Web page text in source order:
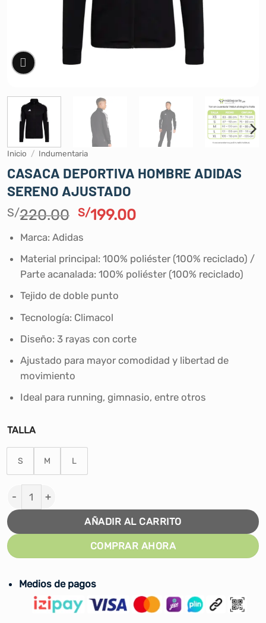
Inicio / Indumentaria
CASACA DEPORTIVA HOMBRE ADIDAS
SERENO AJUSTADO
S/220.00 El
original
era:
S/220.00.
S/199.00El
es:
S/199.00.
Marca: Adidas
Material principal: 100% poliéster (100% reciclado) /
Parte acanalada: 100% poliéster (100% reciclado)
Tejido de doble punto
Tecnología: Climacol
Diseño: 3 rayas con corte
Ajustado para mayor comodidad y libertad de
movimiento
Ideal para running, gimnasio, entre otros
TALLA
S M L
CASACA DEPORTIVA HOMBRE ADIDAS SERENO
AÑADIR AL CARRITO
COMPRAR AHORA
Medios de pagos